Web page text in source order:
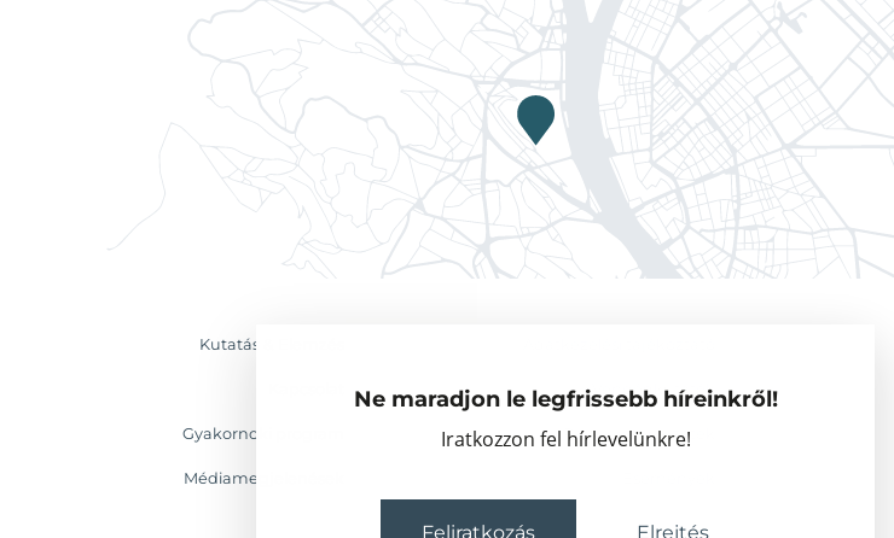
Ne maradjon le legfrissebb híreinkről!
Iratkozzon fel hírlevelünkre!
Feliratkozás Elrejtés
Kutatás & Elemzés
Vendégkutatók
Gyakornoki program Partnerszervezetek
Médiamegjelenések